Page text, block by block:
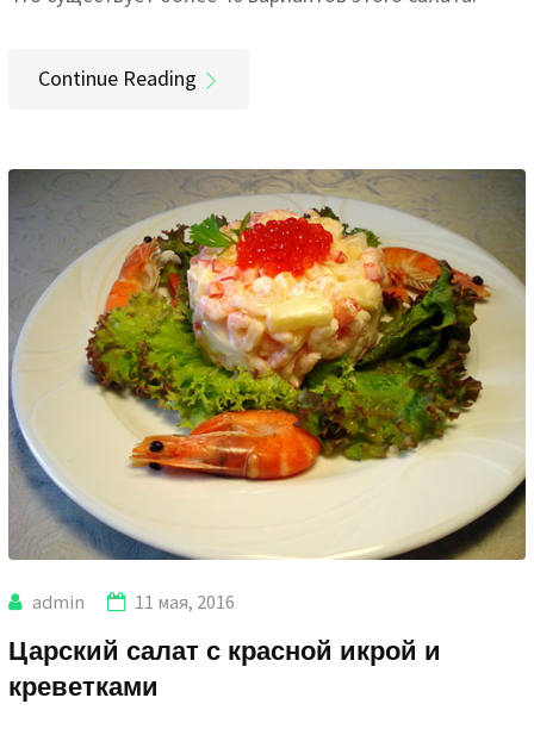
Continue Reading
admin 11 мая, 2016
Царский салат с красной икрой и
креветками